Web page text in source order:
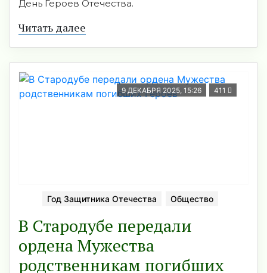
День Героев Отечества.
Читать далее
9 ДЕКАБРЯ 2025, 15:26 411
Год Защитника Отечества Общество
В Стародубе передали
ордена Мужества
родственникам погибших